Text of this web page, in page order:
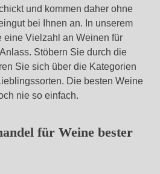
und kommen daher ohne
bei Ihnen an. In unserem
eine Vielzahl an Weinen für
Stöbern Sie durch die
Sie sich über die Kategorien
Die besten Weine
nie so einfach.
für Weine bester